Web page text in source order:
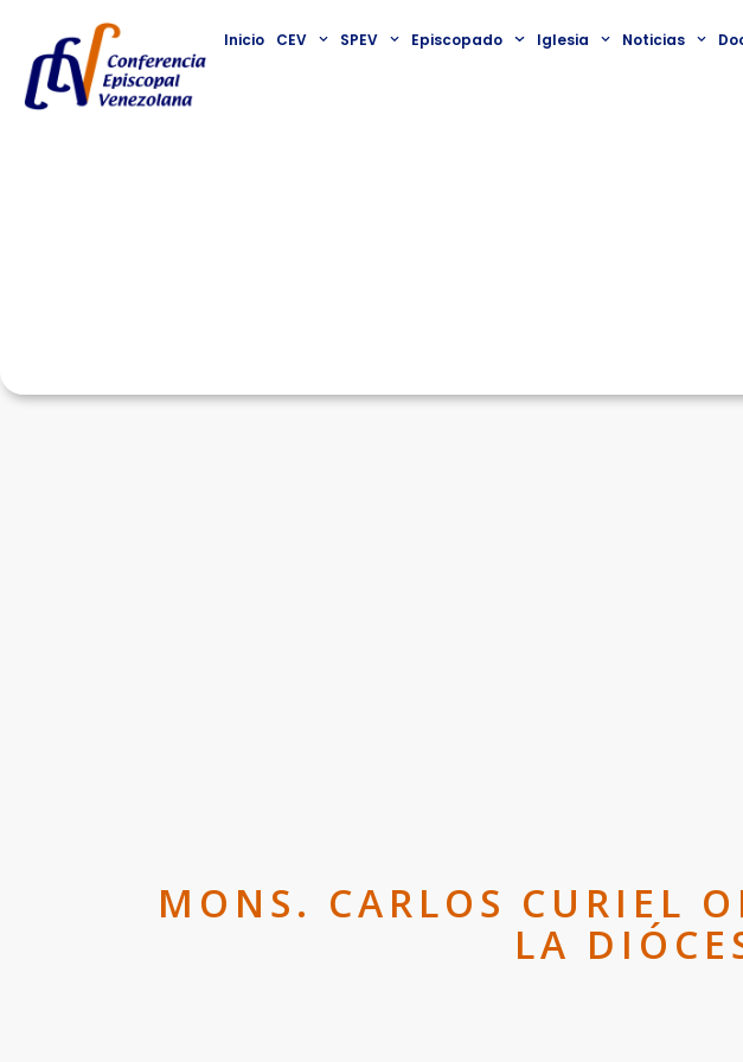
Inicio CEV SPEV Episcopado Iglesia Noticias
MONS. CARLOS CURIEL
LA